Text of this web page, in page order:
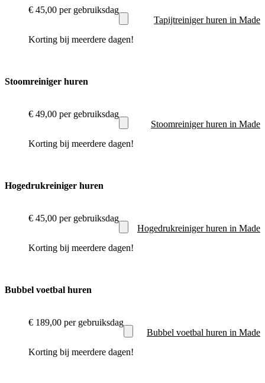
€ 45,00 per gebruiksdag
Korting bij meerdere dagen!
Tapijtreiniger huren in Made
Stoomreiniger huren
€ 49,00 per gebruiksdag
Korting bij meerdere dagen!
Stoomreiniger huren in Made
Hogedrukreiniger huren
€ 45,00 per gebruiksdag
Korting bij meerdere dagen!
Hogedrukreiniger huren in Made
Bubbel voetbal huren
€ 189,00 per gebruiksdag
Korting bij meerdere dagen!
Bubbel voetbal huren in Made